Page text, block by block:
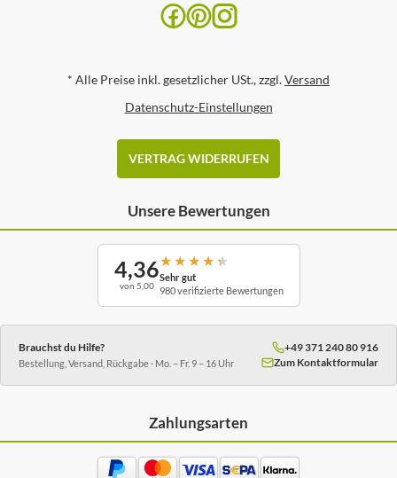
* Alle Preise inkl. gesetzlicher USt., zzgl.Versand
Datenschutz-Einstellungen
VERTRAG WIDERRUFEN
Unsere Bewertungen
4,36
von 5,00
★ ★ ★ ★ ★
Sehr gut
980 verifizierte Bewertungen
Brauchst du Hilfe?
Bestellung, Versand, Rückgabe · Mo. – Fr. 9 – 16 Uhr
+49 371 240 80 916
Zum Kontaktformular
Zahlungsarten